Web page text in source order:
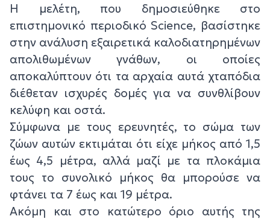
Η μελέτη, που δημοσιεύθηκε στο
επιστημονικό περιοδικό Science, βασίστηκε
στην ανάλυση εξαιρετικά καλοδιατηρημένων
απολιθωμένων γνάθων, οι οποίες
αποκαλύπτουν ότι τα αρχαία αυτά χταπόδια
διέθεταν ισχυρές δομές για να συνθλίβουν
κελύφη και οστά.
Σύμφωνα με τους ερευνητές, το σώμα των
ζώων αυτών εκτιμάται ότι είχε μήκος από 1,5
έως 4,5 μέτρα, αλλά μαζί με τα πλοκάμια
τους το συνολικό μήκος θα μπορούσε να
φτάνει τα 7 έως και 19 μέτρα.
Ακόμη και στο κατώτερο όριο αυτής της